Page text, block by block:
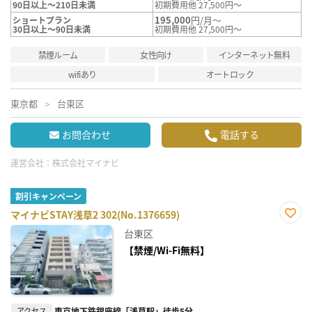
90日以上～210日未満
初期費用他 27,500円～
ショートプラン
30日以上～90日未満
195,000円/月～
初期費用他 27,500円～
禁煙ルーム 女性向け
インターネット無料
wifiあり
オートロック
東京都 台東区
お問合わせ 電話する
運営会社： 株式会社マイナビ
割引キャンペーン
マイナビSTAY浅草2 302(No.1376659)
台東区
【禁煙/Wi-Fi無料】